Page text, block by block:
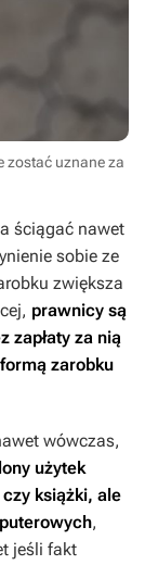
zostać uznane za
ściągać nawet
sobie ze
zwiększa
prawnicy są
zapłaty za nią
zarobku
wówczas,
użytek
książki, ale
,
jeśli fakt